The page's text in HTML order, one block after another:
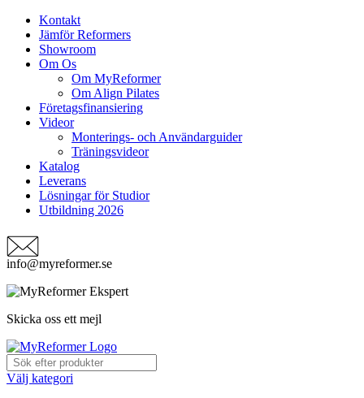
Kontakt
Jämför Reformers
Showroom
Om Os
Om MyReformer
Om Align Pilates
Företagsfinansiering
Videor
Monterings- och Användarguider
Träningsvideor
Katalog
Leverans
Lösningar för Studior
Utbildning 2026
info@myreformer.se
Skicka oss ett mejl
Välj kategori